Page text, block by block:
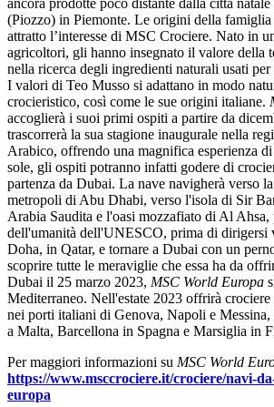
frumento, da gustare insieme ai classici snack
competenze e alle conoscenze del mastro
offrirà un'esperienza unica, in linea con la
Europadi ridefinire il futuro delle crociere.
Il fondatore e mastro birraio di Birra
aggiunto:"Ho sempre amato sperimentare ed
mie birre. Questa collaborazione con MSC
regalo, un'occasione per creare non solo tre
birra, ma farlo in un luogo romantico: in
birre "oceaniche" completamente nuove, una
wheat, ognuna con una gamma di sapori
gli ospiti di MSC Crociere di scoprire nuovi
scoprono le nuove destinazioni crocieristiche".
MASTERS OF THE SEA – BIRRE
IN NESSUN ALTRO LUOGO IN MARE
Il pub Masters of the Sea è da tempo per i
deliziarsi con l'ampia lista di birre, ma in questa
per la prima volta un birrificio a bordo, l’
Compagnia era quindi essenziale scegliere un